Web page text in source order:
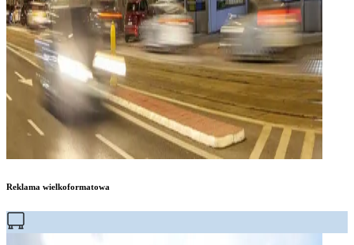
Reklama wielkoformatowa